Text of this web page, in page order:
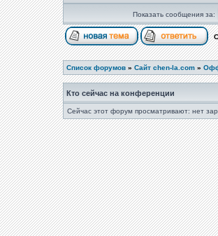
Показать сообщения за:
Список форумов » Сайт chen-la.com »
Кто сейчас на конференции
Сейчас этот форум просматривают: нет